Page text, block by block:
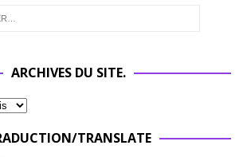
ARCHIVES DU SITE.
TRANSLATE